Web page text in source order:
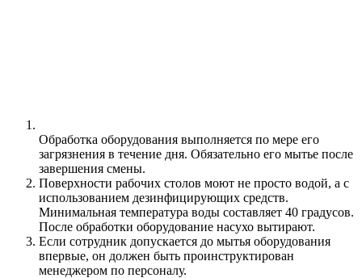
Обработка оборудования выполняется по мере его
загрязнения в течение дня. Обязательно его мытье после
завершения смены.
Поверхности рабочих столов моют не просто водой, а с
использованием дезинфицирующих средств.
Минимальная температура воды составляет 40 градусов.
После обработки оборудование насухо вытирают.
Если сотрудник допускается до мытья оборудования
впервые, он должен быть проинструктирован
менеджером по персоналу.